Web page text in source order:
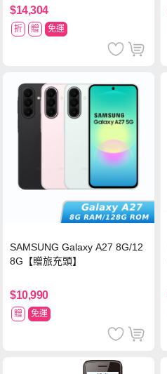
$14,304
折 贈 免運
SAMSUNG Galaxy A27 8G/12
8G【贈旅充頭】
$10,990
贈 免運